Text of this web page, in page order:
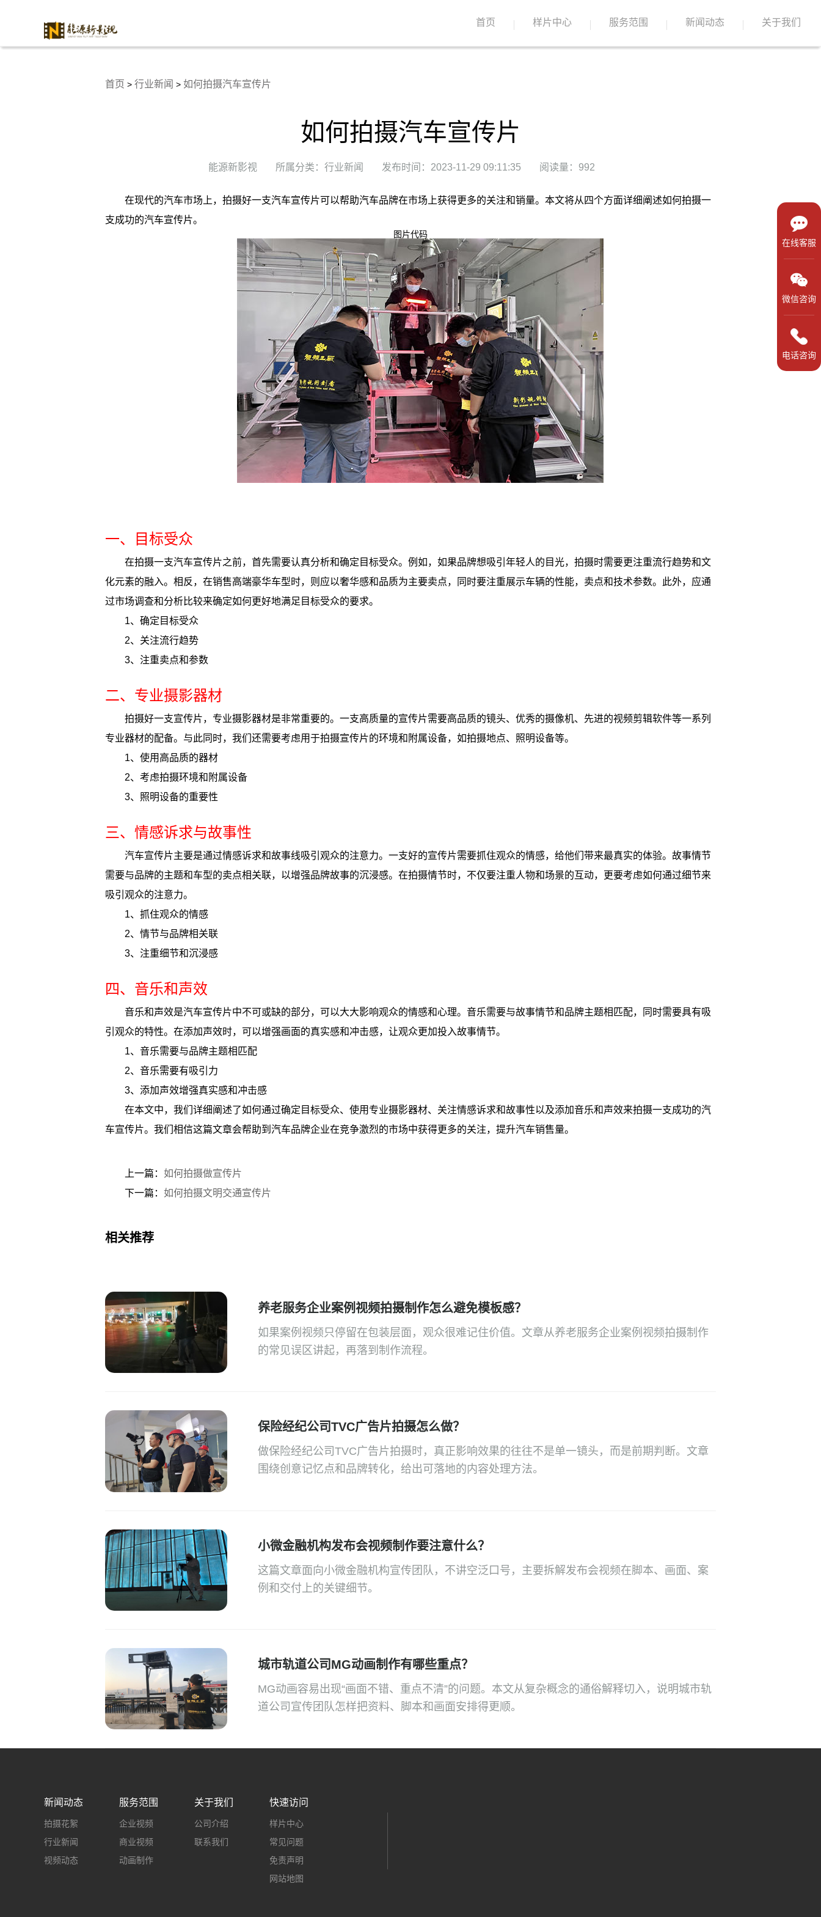
首页 样片中心 服务范围 新闻动态 关于我们
首页 > 行业新闻 > 如何拍摄汽车宣传片
如何拍摄汽车宣传片
能源新影视 所属分类：行业新闻 发布时间：2023-11-29 09:11:35 阅读量：992
在现代的汽车市场上，拍摄好一支汽车宣传片可以帮助汽车品牌在市场上获得更多的关注和销量。本文将从四个方面详细阐述如何拍摄一
支成功的汽车宣传片。
图片代码
一、目标受众
在拍摄一支汽车宣传片之前，首先需要认真分析和确定目标受众。例如，如果品牌想吸引年轻人的目光，拍摄时需要更注重流行趋势和文
化元素的融入。相反，在销售高端豪华车型时，则应以奢华感和品质为主要卖点，同时要注重展示车辆的性能，卖点和技术参数。此外，应通
过市场调查和分析比较来确定如何更好地满足目标受众的要求。
1、确定目标受众
2、关注流行趋势
3、注重卖点和参数
二、专业摄影器材
拍摄好一支宣传片，专业摄影器材是非常重要的。一支高质量的宣传片需要高品质的镜头、优秀的摄像机、先进的视频剪辑软件等一系列
专业器材的配备。与此同时，我们还需要考虑用于拍摄宣传片的环境和附属设备，如拍摄地点、照明设备等。
1、使用高品质的器材
2、考虑拍摄环境和附属设备
3、照明设备的重要性
三、情感诉求与故事性
汽车宣传片主要是通过情感诉求和故事线吸引观众的注意力。一支好的宣传片需要抓住观众的情感，给他们带来最真实的体验。故事情节
需要与品牌的主题和车型的卖点相关联，以增强品牌故事的沉浸感。在拍摄情节时，不仅要注重人物和场景的互动，更要考虑如何通过细节来
吸引观众的注意力。
1、抓住观众的情感
2、情节与品牌相关联
3、注重细节和沉浸感
四、音乐和声效
音乐和声效是汽车宣传片中不可或缺的部分，可以大大影响观众的情感和心理。音乐需要与故事情节和品牌主题相匹配，同时需要具有吸
引观众的特性。在添加声效时，可以增强画面的真实感和冲击感，让观众更加投入故事情节。
1、音乐需要与品牌主题相匹配
2、音乐需要有吸引力
3、添加声效增强真实感和冲击感
在本文中，我们详细阐述了如何通过确定目标受众、使用专业摄影器材、关注情感诉求和故事性以及添加音乐和声效来拍摄一支成功的汽
车宣传片。我们相信这篇文章会帮助到汽车品牌企业在竞争激烈的市场中获得更多的关注，提升汽车销售量。
上一篇： 如何拍摄做宣传片
下一篇： 如何拍摄文明交通宣传片
相关推荐
养老服务企业案例视频拍摄制作怎么避免模板感？
如果案例视频只停留在包装层面，观众很难记住价值。文章从养老服务企业案例视频拍摄制作
的常见误区讲起，再落到制作流程。
保险经纪公司TVC广告片拍摄怎么做？
做保险经纪公司TVC广告片拍摄时，真正影响效果的往往不是单一镜头，而是前期判断。文章
围绕创意记忆点和品牌转化，给出可落地的内容处理方法。
小微金融机构发布会视频制作要注意什么？
这篇文章面向小微金融机构宣传团队，不讲空泛口号，主要拆解发布会视频在脚本、画面、案
例和交付上的关键细节。
城市轨道公司MG动画制作有哪些重点？
MG动画容易出现“画面不错、重点不清”的问题。本文从复杂概念的通俗解释切入，说明城市轨
道公司宣传团队怎样把资料、脚本和画面安排得更顺。
新闻动态
拍摄花絮
行业新闻
视频动态
服务范围
企业视频
商业视频
动画制作
关于我们
公司介绍
联系我们
快速访问
样片中心
常见问题
免责声明
网站地图
在线客服
微信咨询
电话咨询